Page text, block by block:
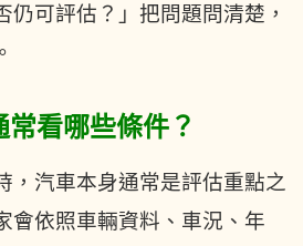
仍可評估？」把問題問清楚，
看哪些條件？
，汽車本身通常是評估重點之
會依照車輛資料、車況、年